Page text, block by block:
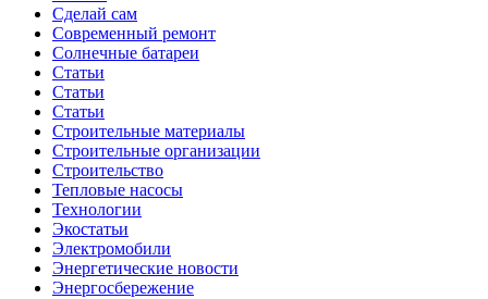
Сделай сам
Современный ремонт
Солнечные батареи
Статьи
Статьи
Статьи
Строительные материалы
Строительные организации
Строительство
Тепловые насосы
Технологии
Экостатьи
Электромобили
Энергетические новости
Энергосбережение